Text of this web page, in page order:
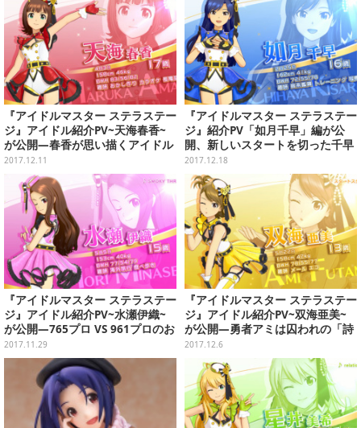
『アイドルマスター ステラステー
ジ』アイドル紹介PV~天海春香~
が公開―春香が思い描くアイドル
とは…？
2017.12.11
『アイドルマスター ステラステー
ジ』紹介PV「如月千早」編が公
開、新しいスタートを切った千早
の行く末は
2017.12.18
『アイドルマスター ステラステー
ジ』アイドル紹介PV~水瀬伊織~
が公開―765プロ VS 961プロのお
嬢様戦争が勃発！
2017.11.29
『アイドルマスター ステラステー
ジ』アイドル紹介PV~双海亜美~
が公開―勇者アミは囚われの「詩
花」を助け出せるか！？
2017.12.6